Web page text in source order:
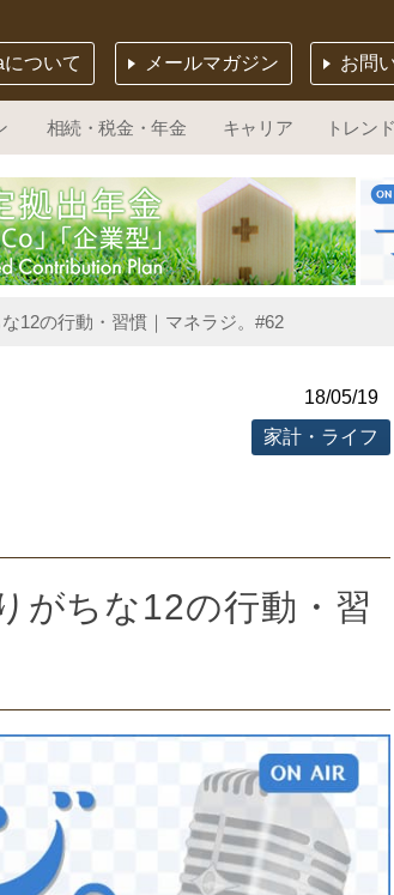
お問
メールマガジン
について
相続・税金・年金 キャリア トレンド
12の行動・習慣｜マネラジ。#62
18/05/19
家計・ライフ
がちな12の行動・習